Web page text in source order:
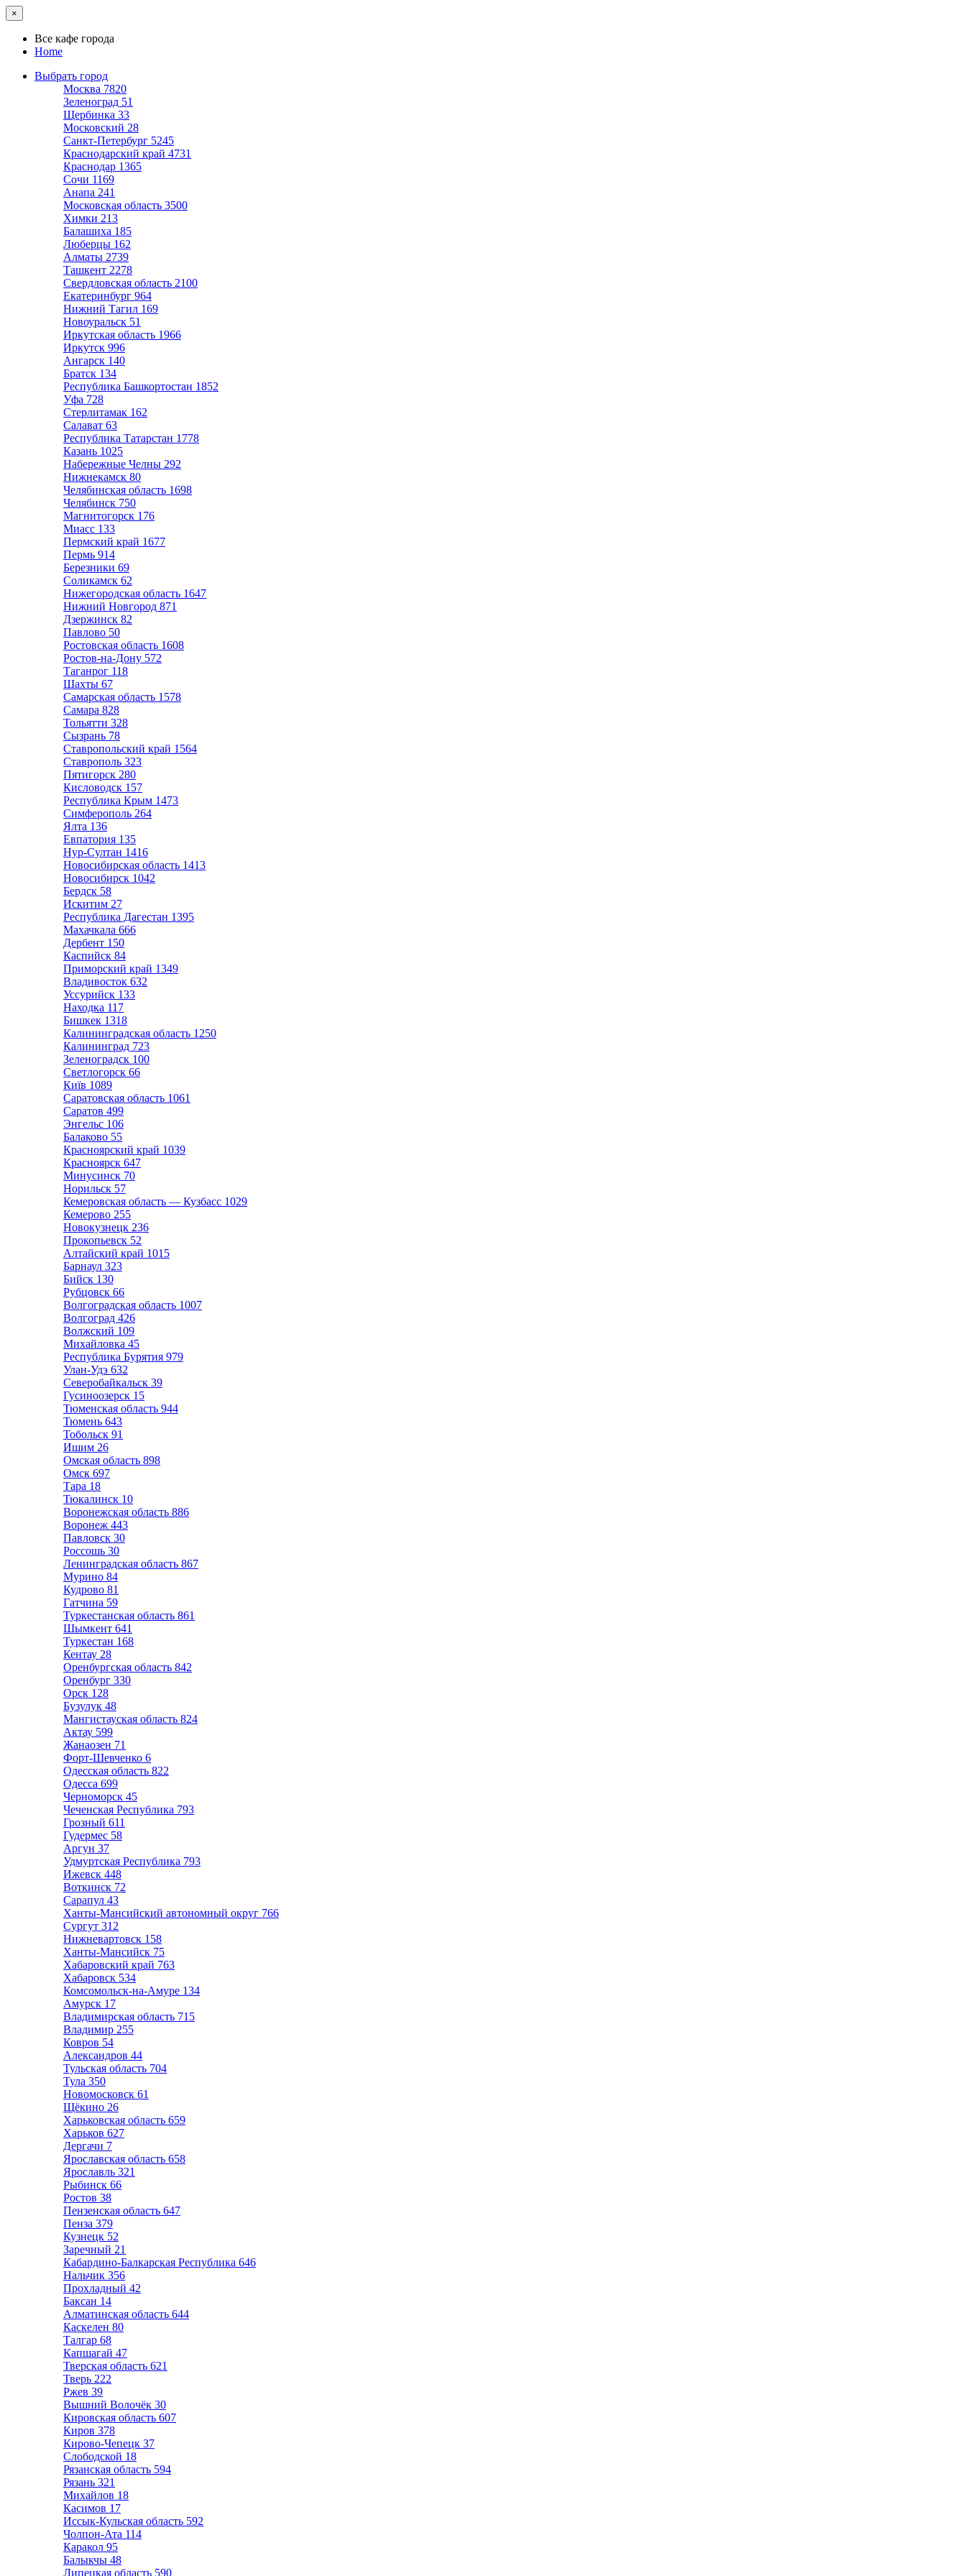
×
Все кафе города
Home
Выбрать город
Москва 7820
Зеленоград 51
Щербинка 33
Московский 28
Санкт-Петербург 5245
Краснодарский край 4731
Краснодар 1365
Сочи 1169
Анапа 241
Московская область 3500
Химки 213
Балашиха 185
Люберцы 162
Алматы 2739
Ташкент 2278
Свердловская область 2100
Екатеринбург 964
Нижний Тагил 169
Новоуральск 51
Иркутская область 1966
Иркутск 996
Ангарск 140
Братск 134
Республика Башкортостан 1852
Уфа 728
Стерлитамак 162
Салават 63
Республика Татарстан 1778
Казань 1025
Набережные Челны 292
Нижнекамск 80
Челябинская область 1698
Челябинск 750
Магнитогорск 176
Миасс 133
Пермский край 1677
Пермь 914
Березники 69
Соликамск 62
Нижегородская область 1647
Нижний Новгород 871
Дзержинск 82
Павлово 50
Ростовская область 1608
Ростов-на-Дону 572
Таганрог 118
Шахты 67
Самарская область 1578
Самара 828
Тольятти 328
Сызрань 78
Ставропольский край 1564
Ставрополь 323
Пятигорск 280
Кисловодск 157
Республика Крым 1473
Симферополь 264
Ялта 136
Евпатория 135
Нур-Султан 1416
Новосибирская область 1413
Новосибирск 1042
Бердск 58
Искитим 27
Республика Дагестан 1395
Махачкала 666
Дербент 150
Каспийск 84
Приморский край 1349
Владивосток 632
Уссурийск 133
Находка 117
Бишкек 1318
Калининградская область 1250
Калининград 723
Зеленоградск 100
Светлогорск 66
Київ 1089
Саратовская область 1061
Саратов 499
Энгельс 106
Балаково 55
Красноярский край 1039
Красноярск 647
Минусинск 70
Норильск 57
Кемеровская область — Кузбасс 1029
Кемерово 255
Новокузнецк 236
Прокопьевск 52
Алтайский край 1015
Барнаул 323
Бийск 130
Рубцовск 66
Волгоградская область 1007
Волгоград 426
Волжский 109
Михайловка 45
Республика Бурятия 979
Улан-Удэ 632
Северобайкальск 39
Гусиноозерск 15
Тюменская область 944
Тюмень 643
Тобольск 91
Ишим 26
Омская область 898
Омск 697
Тара 18
Тюкалинск 10
Воронежская область 886
Воронеж 443
Павловск 30
Россошь 30
Ленинградская область 867
Мурино 84
Кудрово 81
Гатчина 59
Туркестанская область 861
Шымкент 641
Туркестан 168
Кентау 28
Оренбургская область 842
Оренбург 330
Орск 128
Бузулук 48
Мангистауская область 824
Актау 599
Жанаозен 71
Форт-Шевченко 6
Одесская область 822
Одесса 699
Черноморск 45
Чеченская Республика 793
Грозный 611
Гудермес 58
Аргун 37
Удмуртская Республика 793
Ижевск 448
Воткинск 72
Сарапул 43
Ханты-Мансийский автономный округ 766
Сургут 312
Нижневартовск 158
Ханты-Мансийск 75
Хабаровский край 763
Хабаровск 534
Комсомольск-на-Амуре 134
Амурск 17
Владимирская область 715
Владимир 255
Ковров 54
Александров 44
Тульская область 704
Тула 350
Новомосковск 61
Щёкино 26
Харьковская область 659
Харьков 627
Дергачи 7
Ярославская область 658
Ярославль 321
Рыбинск 66
Ростов 38
Пензенская область 647
Пенза 379
Кузнецк 52
Заречный 21
Кабардино-Балкарская Республика 646
Нальчик 356
Прохладный 42
Баксан 14
Алматинская область 644
Каскелен 80
Талгар 68
Капшагай 47
Тверская область 621
Тверь 222
Ржев 39
Вышний Волочёк 30
Кировская область 607
Киров 378
Кирово-Чепецк 37
Слободской 18
Рязанская область 594
Рязань 321
Михайлов 18
Касимов 17
Иссык-Кульская область 592
Чолпон-Ата 114
Каракол 95
Балыкчы 48
Липецкая область 590